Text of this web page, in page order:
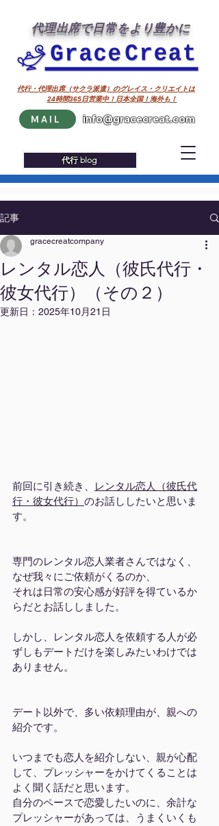
代理出席で日常をより豊かに
代行 blog
24時間365日営業中！日本全国！海外も！
代行・代理出席（サクラ派遣）のグレイス・クリエイトは
MAIL info@gracecreat.com
記事
レンタル恋人（彼氏代行・
彼女代行）（その２）
gracecreatcompany
更新日： 2025年10月21日
前回に引き続き、
レンタル恋人（彼氏代
行・彼女代行） のお話ししたいと思いま
す。
専門のレンタル恋人業者さんではなく、
なぜ我々にご依頼がくるのか、
それは日常の安心感が好評を得ているか
らだとお話ししました。
しかし、レンタル恋人を依頼する人が必
ずしもデートだけを楽しみたいわけでは
ありません。
デート以外で、多い依頼理由が、親への
紹介です。
いつまでも恋人を紹介しない、親が心配
して、プレッシャーをかけてくることは
よく聞く話だと思います。
自分のペースで恋愛したいのに、余計な
プレッシャーがあっては、うまくいくも